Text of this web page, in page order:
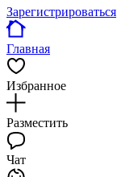
Зарегистрироваться
Главная
Избранное
Разместить
Чат